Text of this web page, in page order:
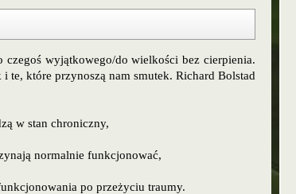
czegoś wyjątkowego/do wielkości bez cierpienia.
te, które przynoszą nam smutek. Richard Bolstad
w stan chroniczny,
normalnie funkcjonować,
po przeżyciu traumy.